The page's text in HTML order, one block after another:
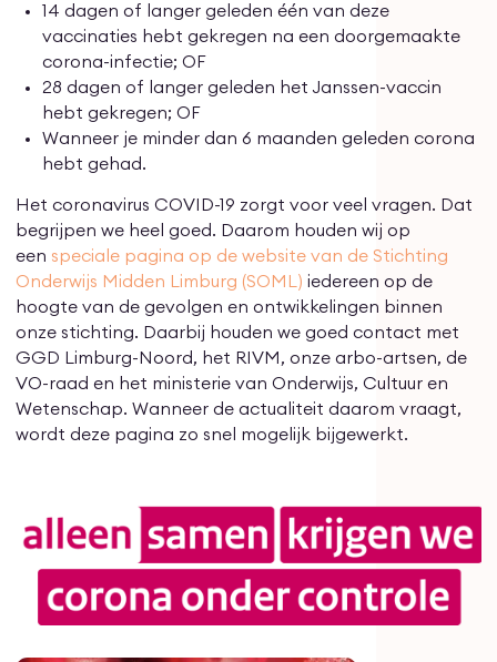
14 dagen of langer geleden één van deze
vaccinaties hebt gekregen na een doorgemaakte
corona-infectie; OF
28 dagen of langer geleden het Janssen-vaccin
hebt gekregen; OF
Wanneer je minder dan 6 maanden geleden corona
hebt gehad.
Het coronavirus COVID-19 zorgt voor veel vragen. Dat
begrijpen we heel goed. Daarom houden wij op
een speciale pagina op de website van de Stichting
Onderwijs Midden Limburg (SOML) iedereen op de
hoogte van de gevolgen en ontwikkelingen binnen
onze stichting. Daarbij houden we goed contact met
GGD Limburg-Noord, het RIVM, onze arbo-artsen, de
VO-raad en het ministerie van Onderwijs, Cultuur en
Wetenschap. Wanneer de actualiteit daarom vraagt,
wordt deze pagina zo snel mogelijk bijgewerkt.